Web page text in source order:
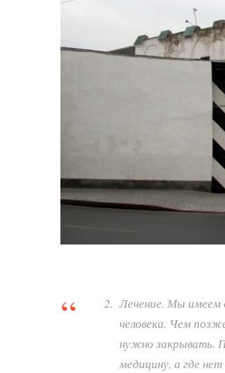
Лечение. Мы имеем
человека. Чем
нужно закрывать.
медицину, а где